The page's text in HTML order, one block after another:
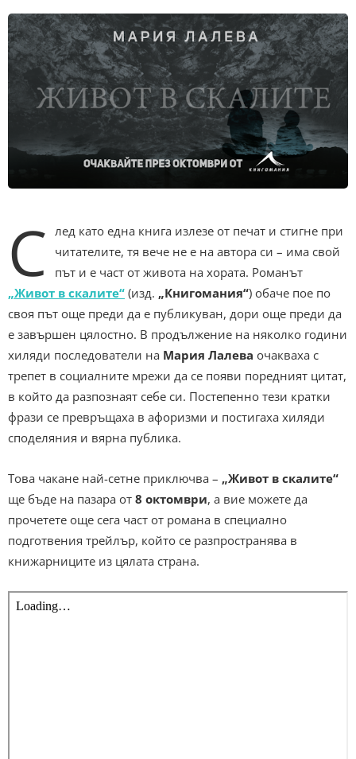
С
лед като една книга излезе от печат и стигне при
читателите, тя вече не е на автора си – има свой
път и е част от живота на хората. Романът
„Живот в скалите“ (изд. „Книгомания“) обаче пое по
своя път още преди да е публикуван, дори още преди да
е завършен цялостно. В продължение на няколко години
хиляди последователи на Мария Лалева очакваха с
трепет в социалните мрежи да се появи поредният цитат,
в който да разпознаят себе си. Постепенно тези кратки
фрази се превръщаха в афоризми и постигаха хиляди
споделяния и вярна публика.
Tова чакане най-сетне приключва – „Живот в скалите“
ще бъде на пазара от 8 октомври, а вие можете да
прочетете още сега част от романа в специално
подготвения трейлър, който се разпространява в
книжарниците из цялата страна.